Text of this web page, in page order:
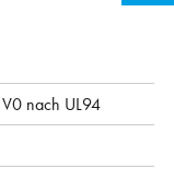
nach UL94